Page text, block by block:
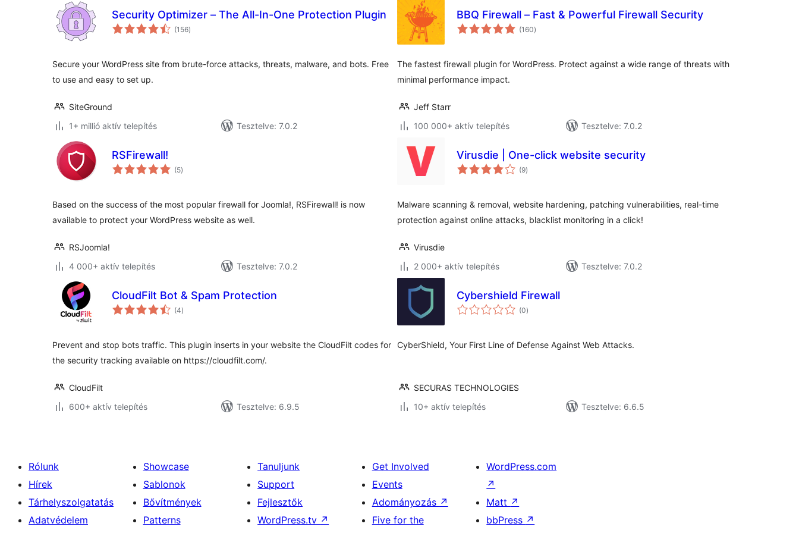
Security Optimizer – The All-In-One Protection Plugin
(156értékelés
összesen
)
Secure your WordPress site from brute-force attacks, threats, malware, and bots. Free
to use and easy to set up.
SiteGround
1+ millió aktív telepítés
Tesztelve: 7.0.2
BBQ Firewall – Fast & Powerful Firewall Security
(160értékelés
összesen
)
The fastest firewall plugin for WordPress. Protect against a wide range of threats with
minimal performance impact.
Jeff Starr
100 000+ aktív telepítés
Tesztelve: 7.0.2
RSFirewall!
(5értékelés
összesen
)
Based on the success of the most popular firewall for Joomla!, RSFirewall! is now
available to protect your WordPress website as well.
RSJoomla!
4 000+ aktív telepítés
Tesztelve: 7.0.2
Virusdie | One-click website security
(9értékelés
összesen
)
Malware scanning & removal, website hardening, patching vulnerabilities, real-time
protection against online attacks, blacklist monitoring in a click!
Virusdie
2 000+ aktív telepítés
Tesztelve: 7.0.2
CloudFilt Bot & Spam Protection
(4értékelés
összesen
)
Prevent and stop bots traffic. This plugin inserts in your website the CloudFilt codes for
the security tracking available on https://cloudfilt.com/.
CloudFilt
600+ aktív telepítés
Tesztelve: 6.9.5
Cybershield Firewall
(0értékelés
összesen
)
CyberShield, Your First Line of Defense Against Web Attacks.
SECURAS TECHNOLOGIES
10+ aktív telepítés
Tesztelve: 6.6.5
Rólunk
Hírek
Tárhelyszolgatatás
Adatvédelem
Showcase
Sablonok
Bővítmények
Patterns
Tanuljunk
Support
Fejlesztők
WordPress.tv ↗
Get Involved
Events
Adományozás ↗
Five for the
WordPress.com
↗
Matt ↗
bbPress ↗